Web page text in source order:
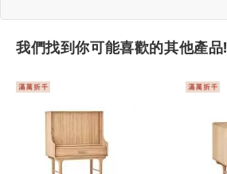
我們找到你可能喜歡的其他產品!